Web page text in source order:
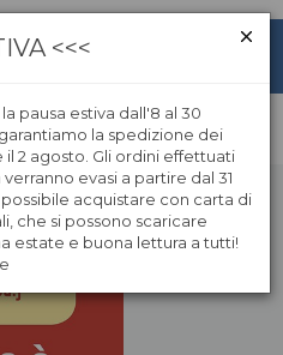
<<<
pausa estiva dall'8 al 30
la spedizione dei
2 agosto. Gli ordini effettuati
evasi a partire dal 31
acquistare con carta di
che si possono scaricare
estate e buona lettura a tutti!